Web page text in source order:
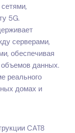
5G.
серверами,
обеспечивая
данных.
реального
домах и
CAT8